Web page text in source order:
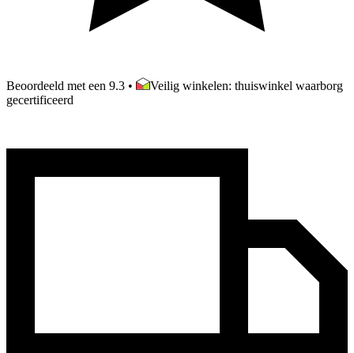
Beoordeeld met een 9.3 •
Veilig winkelen: thuiswinkel waarborg
gecertificeerd